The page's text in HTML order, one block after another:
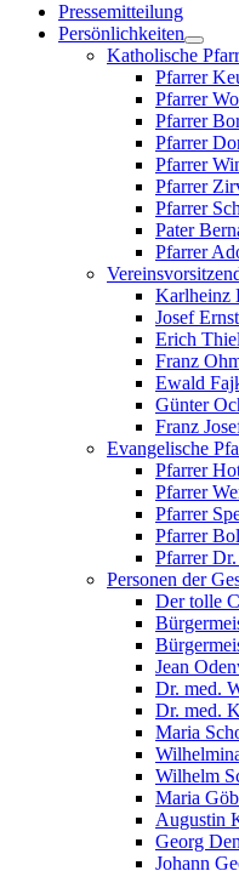
Pressemitteilung
Persönlichkeiten
Katholische
Pfarrer
Pfarrer
Pfarrer
Pfarrer
Pfarrer
Pfarrer
Pfarrer
Pater
Pfarrer
Karlheinz
Josef Ernst
Erich
Franz
Ewald
Günter
Franz
Evangelische
Pfarrer
Pfarrer
Pfarrer
Pfarrer
Pfarrer
Personen der
Der tolle
Jean
Dr. med.
Dr. med.
Maria
Wilhelm
Maria
Augustin
Georg
Johann